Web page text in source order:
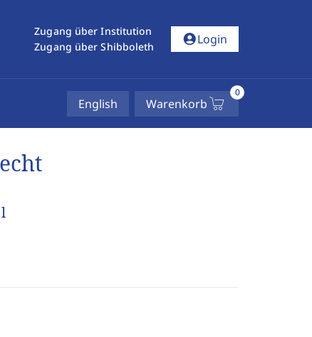
Zugang über Institution
Zugang über Shibboleth
account_circleLogin
English Warenkorb
0